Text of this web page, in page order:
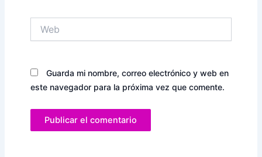
Guarda mi nombre, correo electrónico y web en
este navegador para la próxima vez que comente.